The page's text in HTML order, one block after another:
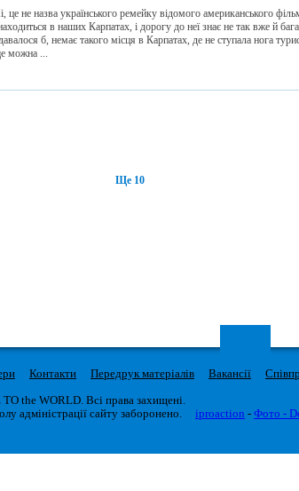
це не назва українського ремейку відомого американського
в наших Карпатах, і дорогу до неї знає не так вже й
б, немає такого місця в Карпатах, де не ступала нога
можна ...
Ще 10
Контакти Передрук матеріалів Вакансії
the WORLD. Всі права захищені.
адміністрації сайту заборонено.
iproaction - Фото -